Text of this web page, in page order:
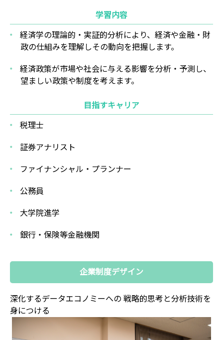
学習内容
経済学の理論的・実証的分析により、経済や金融・財
政の仕組みを理解しその動向を把握します。
経済政策が市場や社会に与える影響を分析・予測し、
望ましい政策や制度を考えます。
目指すキャリア
税理士
証券アナリスト
ファイナンシャル・プランナー
公務員
大学院進学
銀行・保険等金融機関
企業制度デザイン
深化するデータエコノミーへの 戦略的思考と分析技術を
身につける